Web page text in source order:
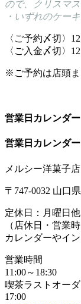
ので、クリスマ
・いずれのケー
〈ご予約〆切〉
〈ご入金〆切〉
※ご予約は店頭ま
営業日カレンダー
営業日カレンダー
メルシー洋菓子店
〒747-0032 山口
定休日：月曜日他
（店休日・営業
カレンダーやイ
営業時間
11:00～18:30
喫茶ラストオー
17:00